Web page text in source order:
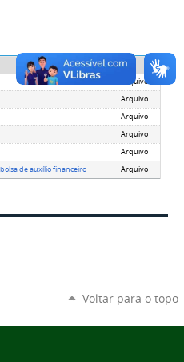
Tipo
Arquivo
Arquivo
Arquivo
Arquivo
Arquivo
de auxílio financeiro
Arquivo
Voltar para o topo